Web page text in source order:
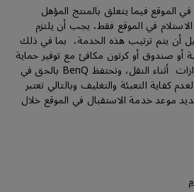
الموقع فيما يتعلق بالمنتج المؤهل
في الموقع فقط، يجب أن يلتزم
أن يتم ترتيب هذه الخدمة، بما في ذلك
أو صندوق أو كرتون مكافئ مع توفير حماية
كافية من الصدمات والاهتزازات أثناء النقل، وتحتفظ BenQ بالحق في
التعبئة والتغليف وبالتالي تعتبر
موعد خدمة الاستقبال في الموقع خلال